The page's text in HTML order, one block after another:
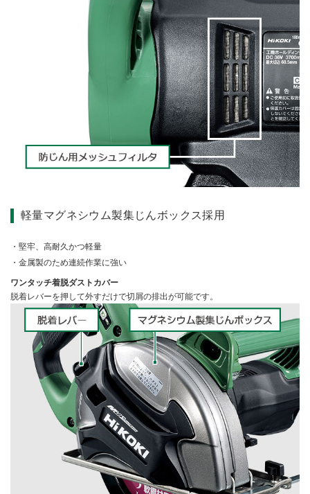
軽量マグネシウム製集じんボックス採用
堅牢、高耐久かつ軽量
金属製のため連続作業に強い
ワンタッチ着脱ダストカバー
脱着レバーを押して外すだけで切屑の排出が可能です。